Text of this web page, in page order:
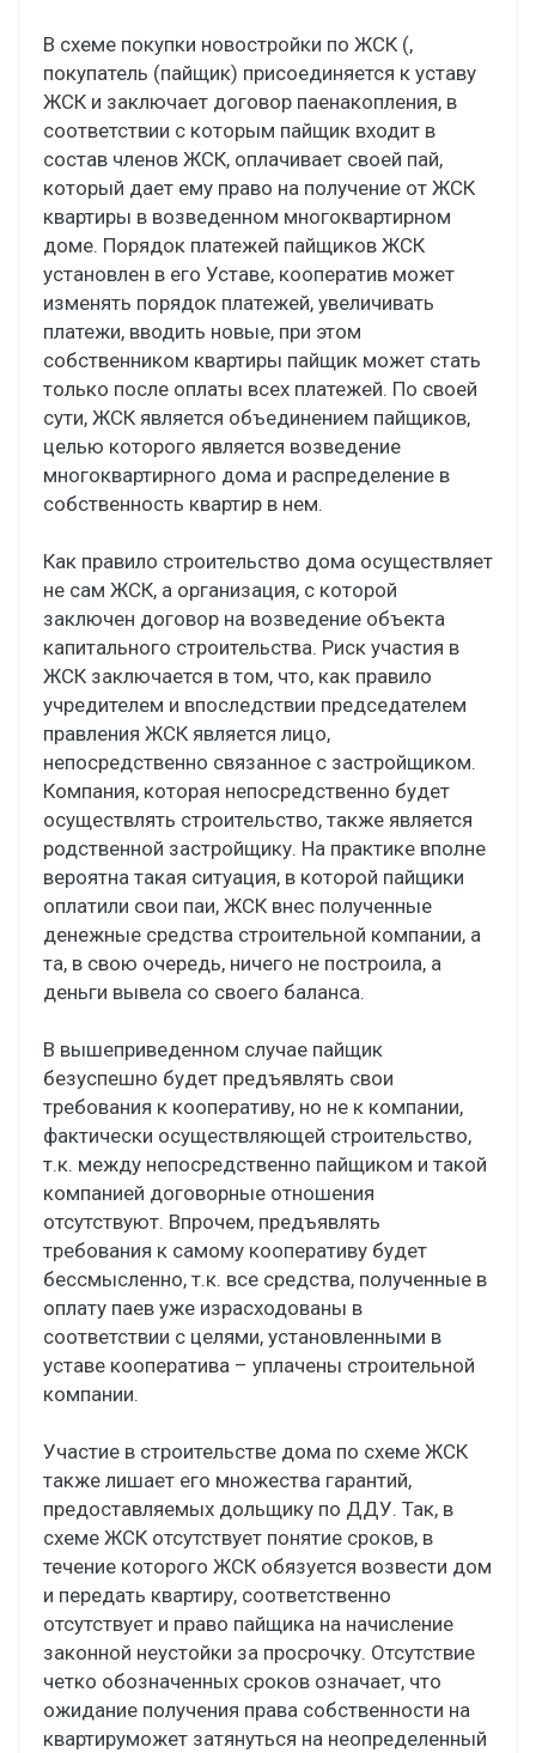
В схеме покупки новостройки по ЖСК (,
покупатель (пайщик) присоединяется к уставу
ЖСК и заключает договор паенакопления, в
соответствии с которым пайщик входит в
состав членов ЖСК, оплачивает своей пай,
который дает ему право на получение от ЖСК
квартиры в возведенном многоквартирном
доме. Порядок платежей пайщиков ЖСК
установлен в его Уставе, кооператив может
изменять порядок платежей, увеличивать
платежи, вводить новые, при этом
собственником квартиры пайщик может стать
только после оплаты всех платежей. По своей
сути, ЖСК является объединением пайщиков,
целью которого является возведение
многоквартирного дома и распределение в
собственность квартир в нем.
Как правило строительство дома осуществляет
не сам ЖСК, а организация, с которой
заключен договор на возведение объекта
капитального строительства. Риск участия в
ЖСК заключается в том, что, как правило
учредителем и впоследствии председателем
правления ЖСК является лицо,
непосредственно связанное с застройщиком.
Компания, которая непосредственно будет
осуществлять строительство, также является
родственной застройщику. На практике вполне
вероятна такая ситуация, в которой пайщики
оплатили свои паи, ЖСК внес полученные
денежные средства строительной компании, а
та, в свою очередь, ничего не построила, а
деньги вывела со своего баланса.
В вышеприведенном случае пайщик
безуспешно будет предъявлять свои
требования к кооперативу, но не к компании,
фактически осуществляющей строительство,
т.к. между непосредственно пайщиком и такой
компанией договорные отношения
отсутствуют. Впрочем, предъявлять
требования к самому кооперативу будет
бессмысленно, т.к. все средства, полученные в
оплату паев уже израсходованы в
соответствии с целями, установленными в
уставе кооператива – уплачены строительной
компании.
Участие в строительстве дома по схеме ЖСК
также лишает его множества гарантий,
предоставляемых дольщику по ДДУ. Так, в
схеме ЖСК отсутствует понятие сроков, в
течение которого ЖСК обязуется возвести дом
и передать квартиру, соответственно
отсутствует и право пайщика на начисление
законной неустойки за просрочку. Отсутствие
четко обозначенных сроков означает, что
ожидание получения права собственности на
квартируможет затянуться на неопределенный